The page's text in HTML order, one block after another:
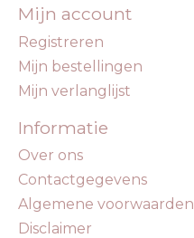
Mijn account
Registreren
Mijn bestellingen
Mijn verlanglijst
Informatie
Over ons
Contactgegevens
Algemene voorwaarden
Disclaimer